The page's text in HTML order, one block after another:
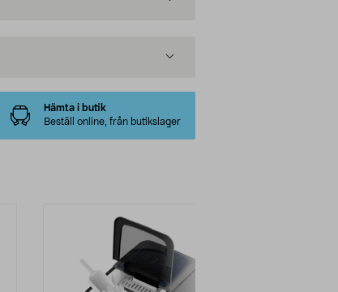
Hämta i butik
Beställ online, från butikslager